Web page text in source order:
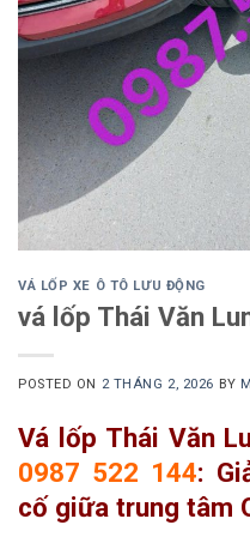
VÁ LỐP XE Ô TÔ LƯU ĐỘNG
vá lốp Thái Văn
POSTED ON 2 THÁNG 2, 2026 BY
Vá lốp Thái Văn
0987 522 144:
cố giữa trung tâm